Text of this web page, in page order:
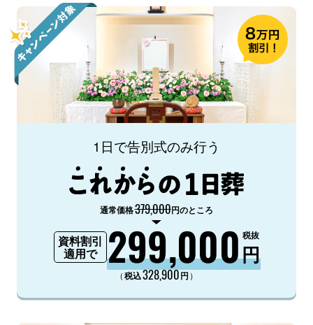
1日で告別式のみ行う
通常価格379,000円のところ
資料割引
適用で
299,000円
税抜
（税込328,900円 ）